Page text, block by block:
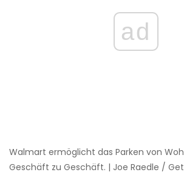
ad
Walmart ermöglicht das Parken von
Geschäft zu Geschäft. | Joe Raedle /